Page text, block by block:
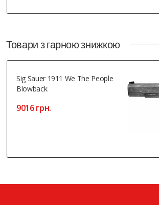
Товари з гарною знижкою
Sig Sauer 1911 We The People
Blowback
9016 грн.